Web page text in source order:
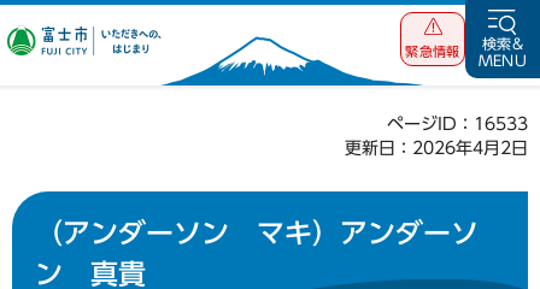
富士市 いただ
緊急情報
検索&
MENU
ページID：16533
更新日：2026年4月2日
（アンダーソン マキ）アンダーソ
ン 真貴